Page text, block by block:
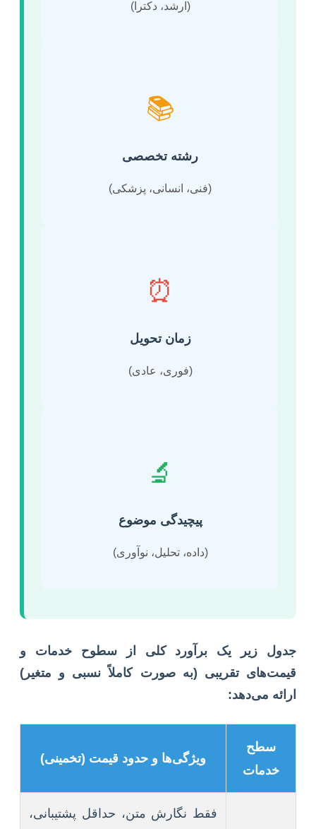
(ارشد، دکترا)
📚
رشته تخصصی
(فنی، انسانی، پزشکی)
⏰
زمان تحویل
(فوری، عادی)
🔬
پیچیدگی موضوع
(داده، تحلیل، نوآوری)
جدول زیر یک برآورد کلی از سطوح خدمات و
قیمت‌های تقریبی (به صورت کاملاً نسبی و متغیر)
ارائه می‌دهد:
سطح
خدمات
ویژگی‌ها و حدود قیمت (تخمینی)
فقط نگارش متن، حداقل پشتیبانی،